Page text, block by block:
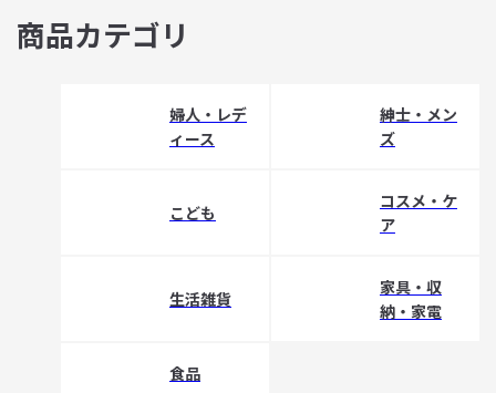
商品カテゴリ
婦人・レデ
ィース
紳士・メン
ズ
こども
コスメ・ケ
ア
生活雑貨
家具・収
納・家電
食品